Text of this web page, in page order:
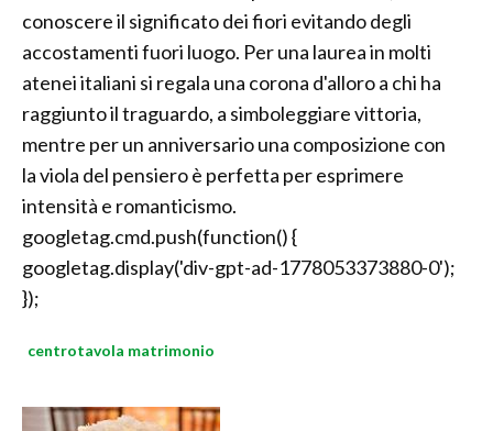
conoscere il significato dei fiori evitando degli
accostamenti fuori luogo. Per una laurea in molti
atenei italiani si regala una corona d'alloro a chi ha
raggiunto il traguardo, a simboleggiare vittoria,
mentre per un anniversario una composizione con
la viola del pensiero è perfetta per esprimere
intensità e romanticismo.
googletag.cmd.push(function() {
googletag.display('div-gpt-ad-1778053373880-0');
});
centrotavola matrimonio